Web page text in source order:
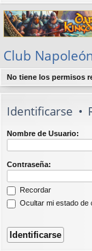
es
rá
pi
do
Club
No tiene los permisos
Identificarse •
Nombre de Usuario:
Contraseña:
Recordar
Ocultar mi estado de